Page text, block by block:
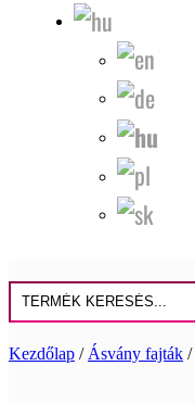
Keresés
erre:
Kezdőlap / Ásvány fajták /